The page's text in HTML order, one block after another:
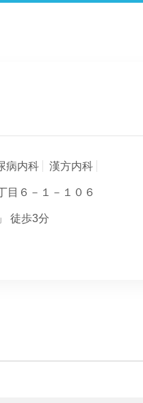
病内科 漢方内科
目６－１－１０６
徒歩3分